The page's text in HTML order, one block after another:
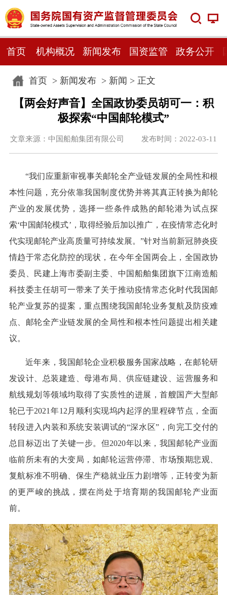
首页 机构概况 新闻发布 国资监管 政务公开
首页> 新闻发布> 新闻 > 正文
【两会好声音】全国政协委员胡可一：积
极探索“中国邮轮模式”
文章来源：中国船舶集团有限公司 发布时间：2022-03-11
“我们应重新审视事关邮轮全产业链发展的全局性和根
本性问题，充分依靠我国制度优势并将其真正转换为邮轮
产业的发展优势，选择一些条件成熟的邮轮港为试点探
索‘中国邮轮模式’，取得经验后加以推广，在疫情常态化时
代实现邮轮产业高质量可持续发展。”针对当前新冠肺炎疫
情趋于常态化防控的现状，在今年全国两会上，全国政协
委员、民建上海市委副主委、中国船舶集团旗下江南造船
科技委主任胡可一带来了关于推动疫情常态化时代我国邮
轮产业复苏的提案，重点围绕我国邮轮业务复航及防疫难
点、邮轮全产业链发展的全局性和根本性问题提出相关建
议。
近年来，我国邮轮企业积极服务国家战略，在邮轮研
发设计、总装建造、母港布局、供应链建设、运营服务和
航线规划等领域均取得了实质性的进展，首艘国产大型邮
轮已于2021年12月顺利实现坞内起浮的里程碑节点，全面
转段进入内装和系统安装调试的“深水区”，向完工交付的
总目标迈出了关键一步。但2020年以来，我国邮轮产业面
临前所未有的大变局，如邮轮运营停滞、市场预期悲观、
复航标准不明确、保生产稳就业压力剧增等，正转变为新
的更严峻的挑战，摆在尚处于培育期的我国邮轮产业面
前。